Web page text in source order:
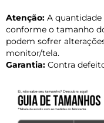
Atenção: A quantidade
conforme o tamanho
podem sofrer
monitor/tela.
Garantia: Contra